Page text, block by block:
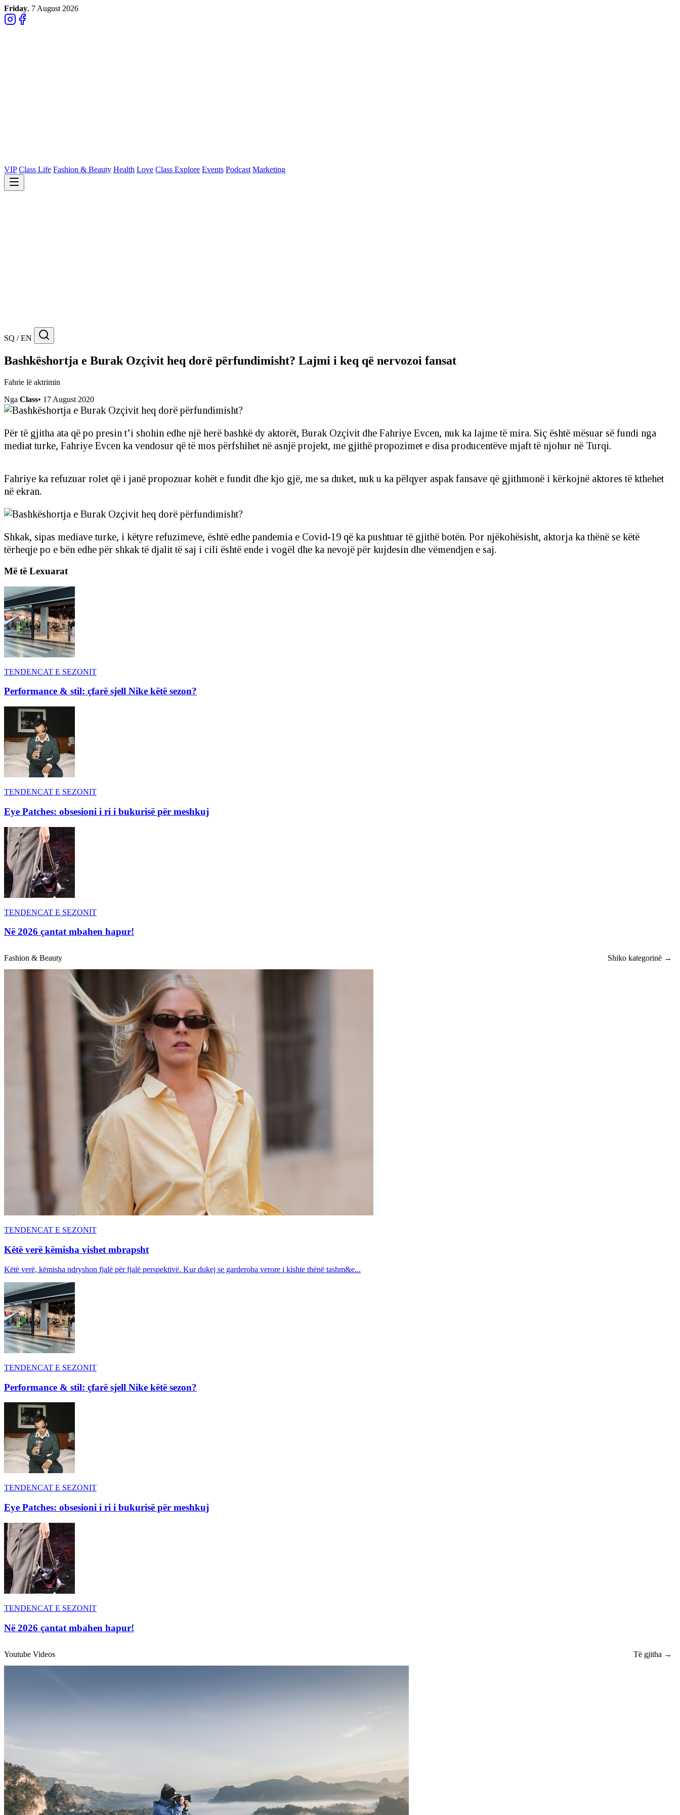
Friday, 7 August 2026
VIP Class Life Fashion & Beauty Health Love Class Explore Events Podcast Marketing
SQ / EN
Bashkëshortja e Burak Ozçivit heq dorë përfundimisht? Lajmi i keq që nervozoi fansat
Fahrie lë aktrimin
Nga Class• 17 August 2020
Për të gjitha ata që po presin t’i shohin edhe një herë bashkë dy aktorët, Burak Ozçivit dhe Fahriye Evcen, nuk ka lajme të mira. Siç është mësuar së fundi nga
mediat turke, Fahriye Evcen ka vendosur që të mos përfshihet në asnjë projekt, me gjithë propozimet e disa producentëve mjaft të njohur në Turqi.
Fahriye ka refuzuar rolet që i janë propozuar kohët e fundit dhe kjo gjë, me sa duket, nuk u ka pëlqyer aspak fansave që gjithmonë i kërkojnë aktores të kthehet
në ekran.
Shkak, sipas mediave turke, i këtyre refuzimeve, është edhe pandemia e Covid-19 që ka pushtuar të gjithë botën. Por njëkohësisht, aktorja ka thënë se këtë
tërheqje po e bën edhe për shkak të djalit të saj i cili është ende i vogël dhe ka nevojë për kujdesin dhe vëmendjen e saj.
Më të Lexuarat
TENDENCAT E SEZONIT
Performance & stil: çfarë sjell Nike këtë sezon?
TENDENCAT E SEZONIT
Eye Patches: obsesioni i ri i bukurisë për meshkuj
TENDENCAT E SEZONIT
Në 2026 çantat mbahen hapur!
Fashion & Beauty Shiko kategorinë →
TENDENCAT E SEZONIT
Këtë verë këmisha vishet mbrapsht
Këtë verë, këmisha ndryshon fjalë për fjalë perspektivë. Kur dukej se garderoba verore i kishte thënë tashm&e...
TENDENCAT E SEZONIT
Performance & stil: çfarë sjell Nike këtë sezon?
TENDENCAT E SEZONIT
Eye Patches: obsesioni i ri i bukurisë për meshkuj
TENDENCAT E SEZONIT
Në 2026 çantat mbahen hapur!
Youtube Videos Të gjitha →